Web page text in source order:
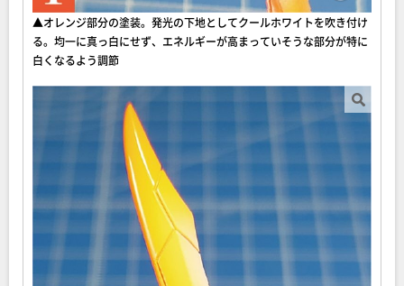
▲オレンジ部分の塗装。発光の下地としてクールホワイトを吹き付け
る。均一に真っ白にせず、エネルギーが高まっていそうな部分が特に
白くなるよう調節